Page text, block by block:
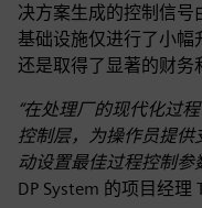
决方案生成的控制信
基础设施仅进行了小幅
还是取得了显著的财务
“在处理厂的现代化过
控制层，为操作员提供
动设置最佳过程控制参
DP System 的项目经理